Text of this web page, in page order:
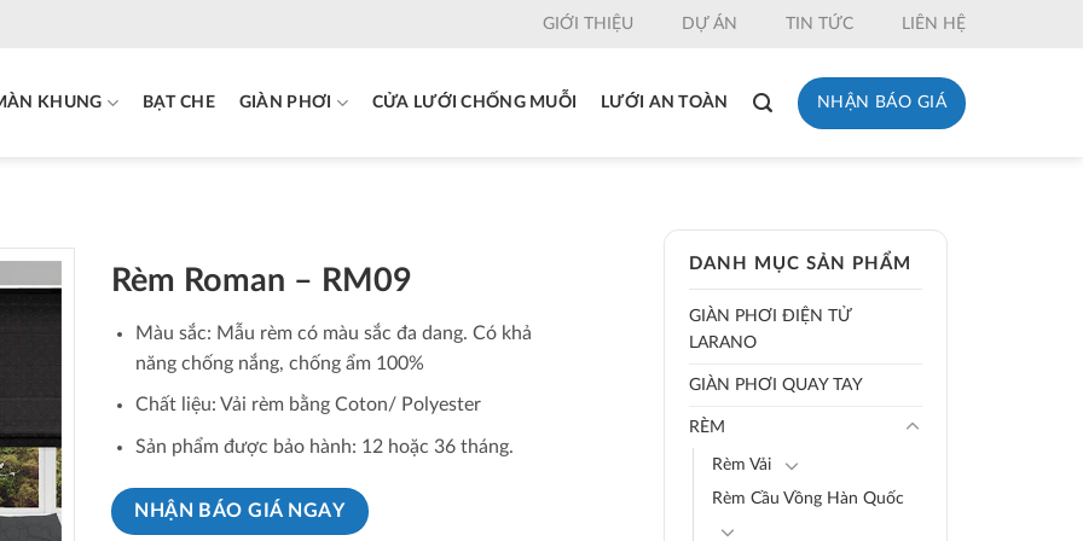
GIỚI THIỆU DỰ ÁN TIN TỨC LIÊN HỆ
KHUNG BẠT CHE GIÀN PHƠI CỬA LƯỚI CHỐNG MUỖI LƯỚI AN TOÀN NHẬN BÁO GIÁ
DANH MỤC SẢN PHẨM
GIÀN PHƠI ĐIỆN TỬ
LARANO
GIÀN PHƠI QUAY TAY
RÈM
Rèm Vải
Rèm Cầu Vồng Hàn Quốc
Rèm Roman – RM09
Màu sắc: Mẫu rèm có màu sắc đa dang. Có khả
năng chống nắng, chống ẩm 100%
Chất liệu: Vải rèm bằng Coton/ Polyester
Sản phẩm được bảo hành: 12 hoặc 36 tháng.
NHẬN BÁO GIÁ NGAY